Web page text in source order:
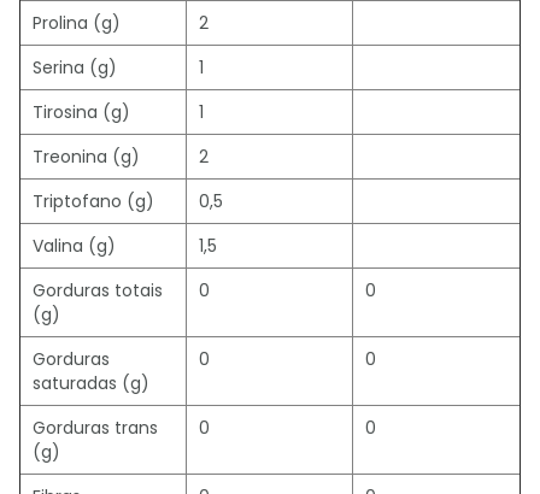
Prolina (g)
2
Serina (g)
1
Tirosina (g)
1
Treonina (g)
2
Triptofano (g)
0,5
Valina (g)
1,5
Gorduras totais
(g)
0 0
Gorduras
saturadas (g)
0 0
Gorduras trans
(g)
0 0